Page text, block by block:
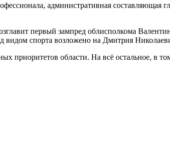
административная составляющая
первый зампред облисполкома
видом спорта возложено на Дмитрия
приоритетов области. На всё остальное, в